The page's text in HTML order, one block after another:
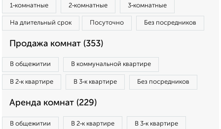
1‑комнатные 2‑комнатные 3‑комнатные
На длительный срок Посуточно Без посредников
Продажа комнат (353)
В общежитии В коммунальной квартире
В 2‑к квартире В 3‑к квартире Без посредников
Аренда комнат (229)
В общежитии В 2‑к квартире В 3‑к квартире